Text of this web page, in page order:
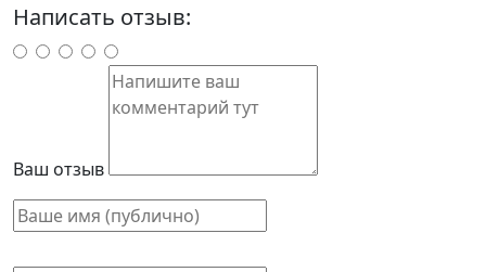
Написать отзыв:
Ваш отзыв